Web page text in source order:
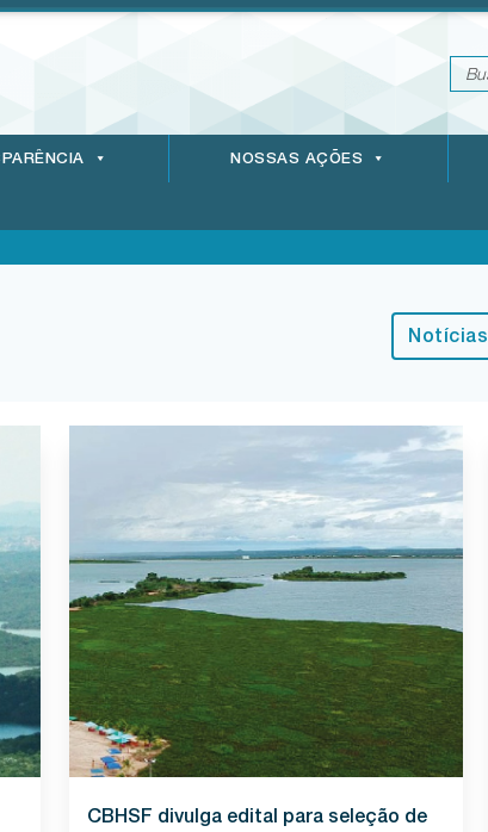
NOSSAS AÇÕES
Notícias
CBHSF divulga edital para seleção de